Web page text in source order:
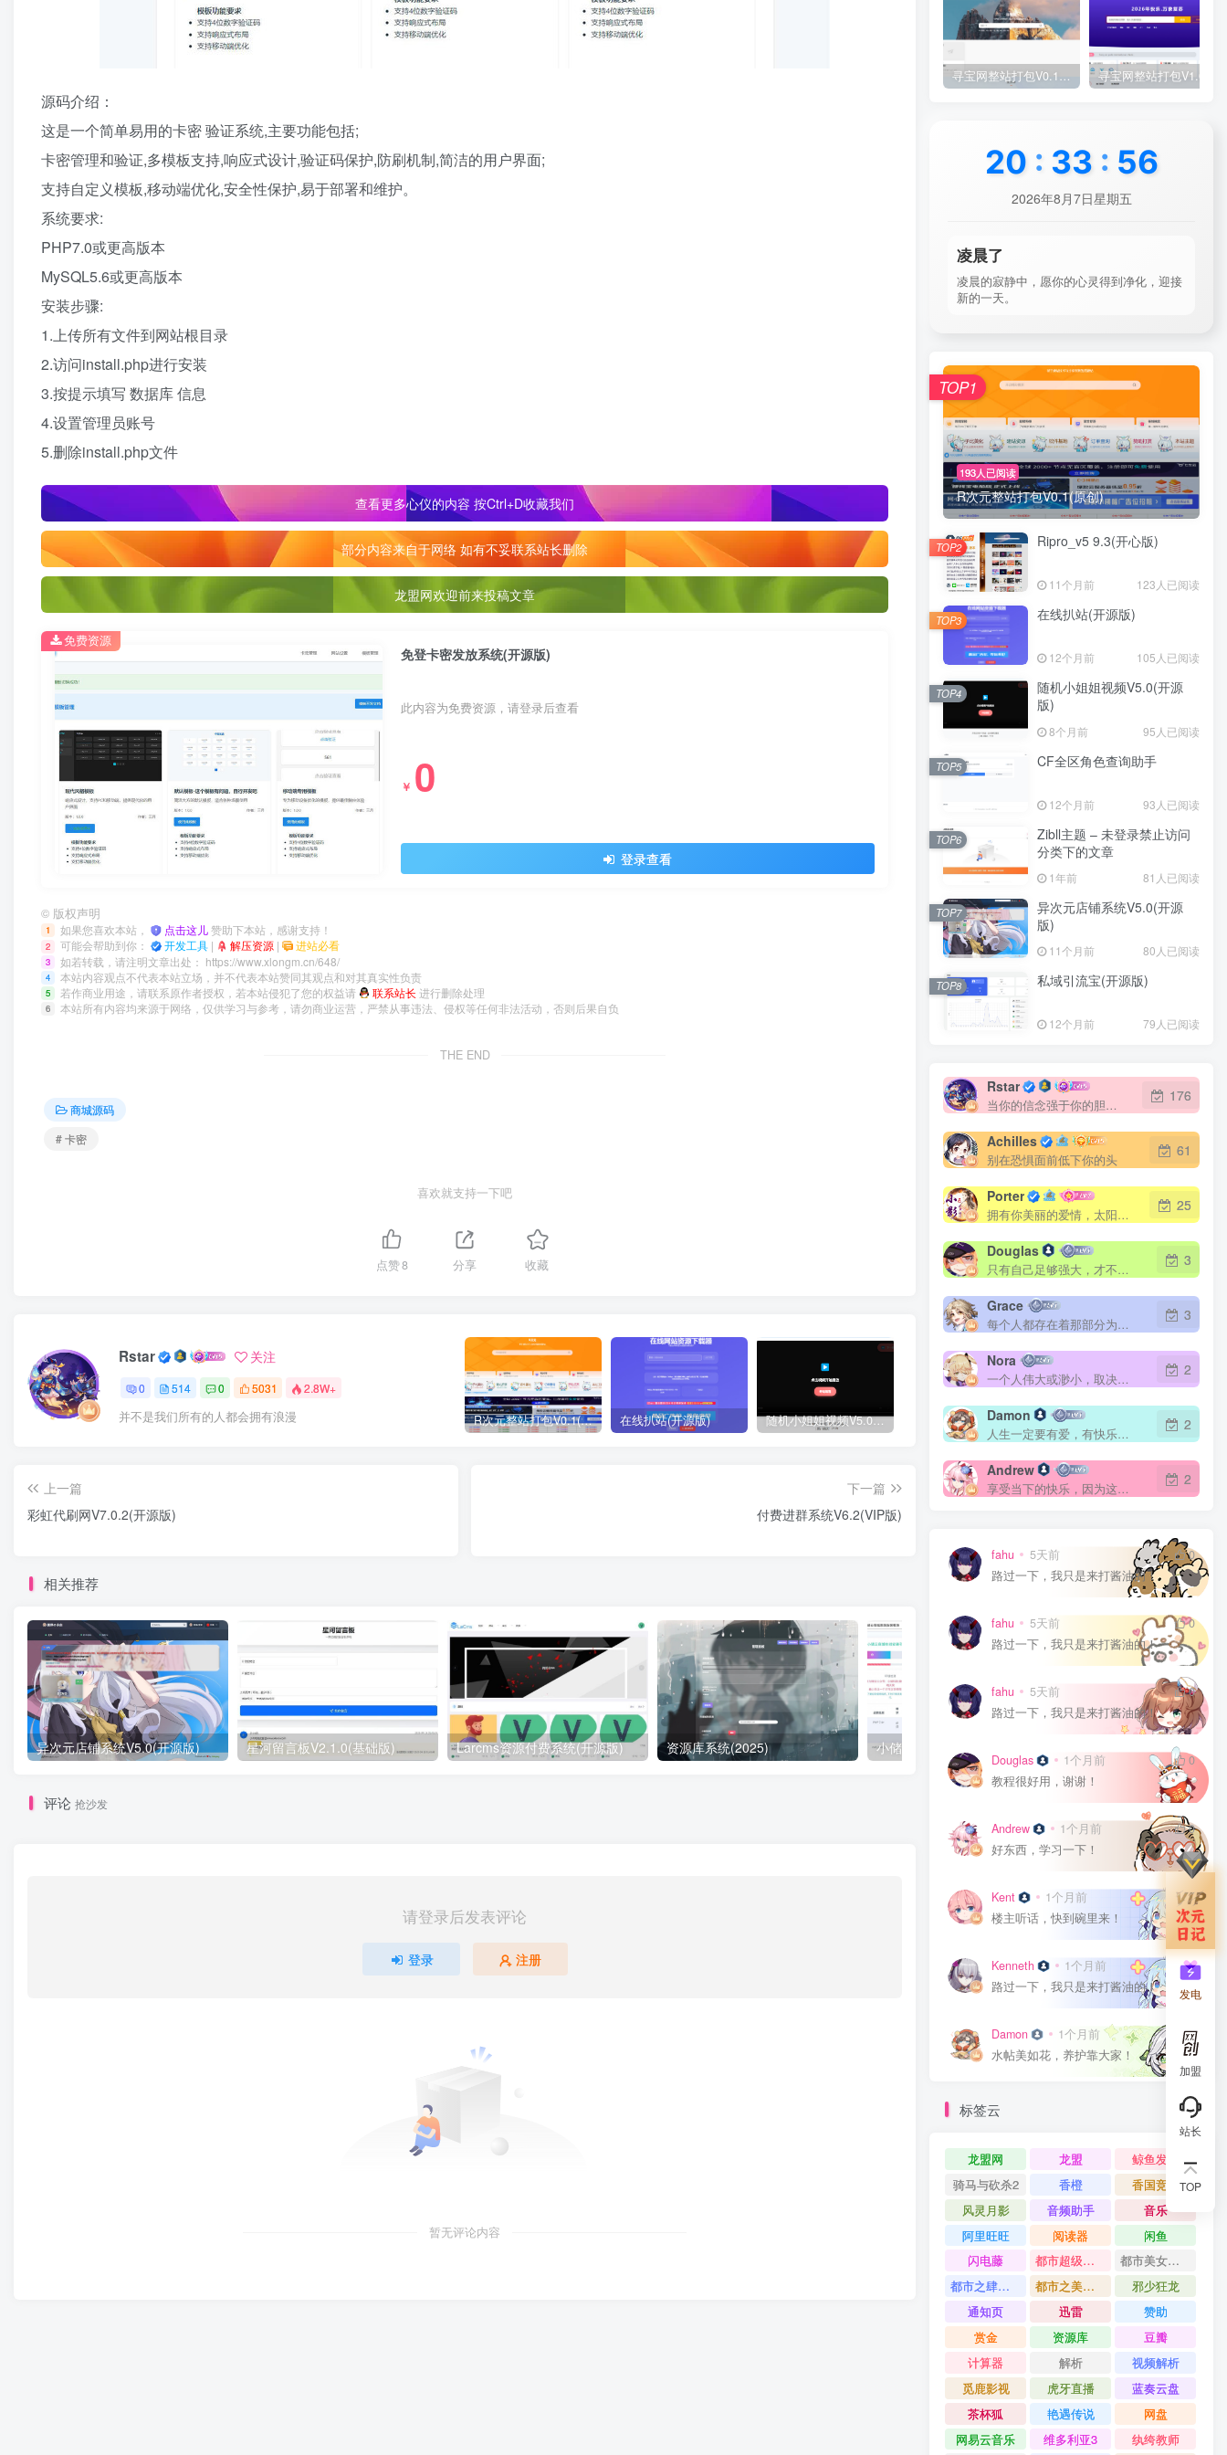
源码介绍：
这是一个简单易用的卡密 验证系统,主要功能包括;
卡密管理和验证,多模板支持,响应式设计,验证码保护,防刷机制,简洁的用户界面;
支持自定义模板,移动端优化,安全性保护,易于部署和维护。
系统要求:
PHP7.0或更高版本
MySQL5.6或更高版本
安装步骤:
1.上传所有文件到网站根目录
2.访问install.php进行安装
3.按提示填写 数据库 信息
4.设置管理员账号
5.删除install.php文件
查看更多心仪的内容 按Ctrl+D收藏我们
部分内容来自于网络 如有不妥联系站长删除
龙盟网欢迎前来投稿文章
免登卡密发放系统(开源版)
此内容为免费资源，请登录后查看
￥ 0
登录查看
免费资源
© 版权声明
1 如果您喜欢本站， 点击这儿赞助下本站，感谢支持！
2 可能会帮助到你： 开发工具 | 解压资源 | 进站必看
3 如若转载，请注明文章出处： https://www.xlongm.cn/648/
4 本站内容观点不代表本站立场，并不代表本站赞同其观点和对其真实性负责
5 若作商业用途，请联系原作者授权，若本站侵犯了您的权益请 联系站长 进行删除处理
6 本站所有内容均来源于网络，仅供学习与参考，请勿商业运营，严禁从事违法、侵权等任何非法活动，否则后果自负
THE END
商城源码
# 卡密
喜欢就支持一下吧
点赞8 分享 收藏
Rstar 关注
0 514 0 5031 2.8W+
并不是我们所有的人都会拥有浪漫 R次元整站打包V0.1(原创) 在线扒站(开源版) 随机小姐姐视频V5.0(开源版) CF全区角色查询助手 Zibll主题 – 未登录禁止访问分类下的文章
上一篇
彩虹代刷网V7.0.2(开源版)
下一篇
付费进群系统V6.2(VIP版)
相关推荐
异次元店铺系统V5.0(开源版) 星河留言板V2.1.0(基础版) Larcms资源付费系统(开源版) 资源库系统(2025) 小储云商城V1.782(免授权) 星河留言板V1.6.0(基础
评论 抢沙发
请登录后发表评论
登录 注册
暂无评论内容
寻宝网整站打包V0.1(原创)
20 : 33 : 57
2026年8月7日星期五
凌晨了
凌晨的寂静中，愿你的心灵得到净化，迎接
新的一天。
193人已阅读
R次元整站打包V0.1(原创)
TOP1
Ripro_v5 9.3(开心版)
11个月前 123人已阅读
TOP2
在线扒站(开源版)
12个月前 105人已阅读
TOP3
随机小姐姐视频V5.0(开源
版)
8个月前 95人已阅读
TOP4
CF全区角色查询助手
12个月前 93人已阅读
TOP5
Zibll主题 – 未登录禁止访问
分类下的文章
1年前 81人已阅读
TOP6
异次元店铺系统V5.0(开源
版)
11个月前 80人已阅读
TOP7
私域引流宝(开源版)
12个月前 79人已阅读
TOP8
Rstar
当你的信念强于你的胆怯时，你就可以将梦想变为现实了
176
Achilles
别在恐惧面前低下你的头
61
Porter
拥有你美丽的爱情，太阳就永远明媚
25
Douglas
只有自己足够强大，才不会被别人践踏
3
Grace
每个人都存在着那部分为别人而活的自己
3
Nora
一个人伟大或渺小，取决于他的意志力
2
Damon
人生一定要有爱，有快乐，有梦想
2
Andrew
享受当下的快乐，因为这一刻正是你的人生
2
fahu 5天前
0
路过一下，我只是来打酱油的！
fahu 5天前
0
路过一下，我只是来打酱油的！
fahu 5天前
0
路过一下，我只是来打酱油的！
Douglas 1个月前
0
教程很好用，谢谢！
Andrew 1个月前
0
好东西，学习一下！
Kent 1个月前
0
楼主听话，快到碗里来！
Kenneth 1个月前
0
路过一下，我只是来打酱油的！
Damon 1个月前
0
水帖美如花，养护靠大家！
标签云
龙盟网 龙盟
鲸鱼发卡
骑马与砍杀2
香橙
香国竞艳
风灵月影
音频助手
音乐
阿里旺旺
阅读器
闲鱼
闪电藤
都市超级公子
都市美女如云
都市之肆意人生
都市之美女帝国
邪少狂龙
通知页
迅雷
赞助
赏金
资源库
豆瓣
计算器
解析
视频解析
觅鹿影视
虎牙直播
蓝奏云盘
茶杯狐
艳遇传说
网盘
网易云音乐
维多利亚3 纨绔教师
发电
加盟
站长
TOP